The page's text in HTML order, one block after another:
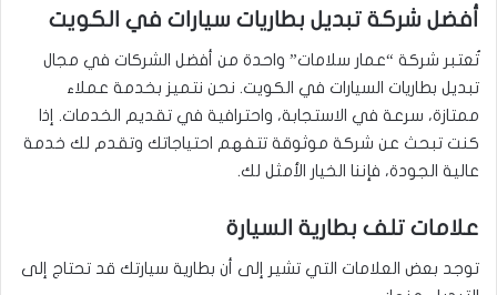
أفضل شركة تبديل بطاريات سيارات في الكويت
تُعتبر شركة “عمار سلامات” واحدة من أفضل الشركات في مجال
تبديل بطاريات السيارات في الكويت. نحن نتميز بخدمة عملاء
ممتازة، سرعة في الاستجابة، واحترافية في تقديم الخدمات. إذا
كنت تبحث عن شركة موثوقة تتفهم احتياجاتك وتقدم لك خدمة
عالية الجودة، فإننا الخيار الأمثل لك.
علامات تلف بطارية السيارة
توجد بعض العلامات التي تشير إلى أن بطارية سيارتك قد تحتاج إلى